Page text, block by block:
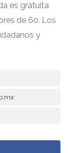
es gratuita
de 60. Los
y